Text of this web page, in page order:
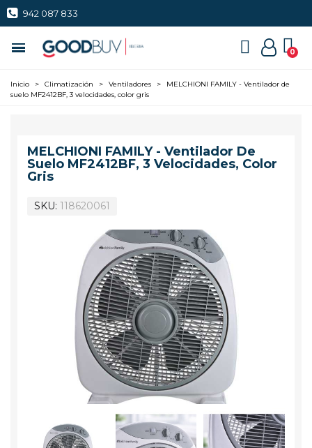
942 087 833
Inicio > Climatización > Ventiladores >
MELCHIONI FAMILY - Ventilador de
suelo MF2412BF, 3 velocidades, color gris
MELCHIONI FAMILY - Ventilador De
Suelo MF2412BF, 3 Velocidades, Color
Gris
SKU 118620061